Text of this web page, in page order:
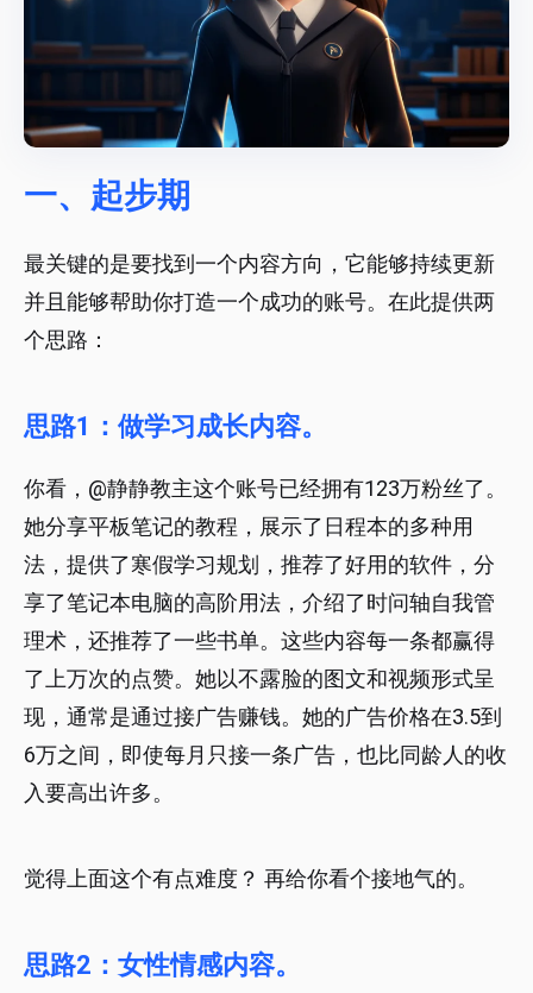
一、起步期
最关键的是要找到一个内容方向，它能够持续更新
并且能够帮助你打造一个成功的账号。在此提供两
个思路：
思路1：做学习成长内容。
你看，@静静教主这个账号已经拥有123万粉丝了。
她分享平板笔记的教程，展示了日程本的多种用
法，提供了寒假学习规划，推荐了好用的软件，分
享了笔记本电脑的高阶用法，介绍了时问轴自我管
理术，还推荐了一些书单。这些内容每一条都赢得
了上万次的点赞。她以不露脸的图文和视频形式呈
现，通常是通过接广告赚钱。她的广告价格在3.5到
6万之间，即使每月只接一条广告，也比同龄人的收
入要高出许多。
觉得上面这个有点难度？ 再给你看个接地气的。
思路2：女性情感内容。